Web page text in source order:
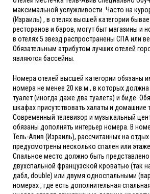
максимальной услужливости. Часто на
(Израиль) , в отелях высшей категории
ресторанов и баров, могут быт магазины и
в отелях 5 звезд распространены СПА или
Обязательным атрибутом лучших отелей
являются бассейны.
Номера отелей высшей категории обязаны
номера не менее 20 кв.м., в которых
туалет (иногда даже два туалета) и биде.
шкафах присутствовать халаты и домашние
Современный телевизор и музыкальный
обязаны дополнять интерьер номера. В
Тель-Авив (Израиль), рассчитанных на
предусмотрены несколько спален или
Спальное место должно быть
двухспальной французской кроватью (так
дабл, double) или двумя односпальными
номерах , где есть дополнительная